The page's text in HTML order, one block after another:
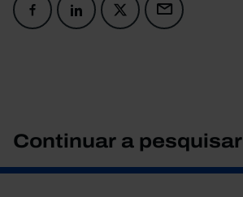
Continuar a pesquisar